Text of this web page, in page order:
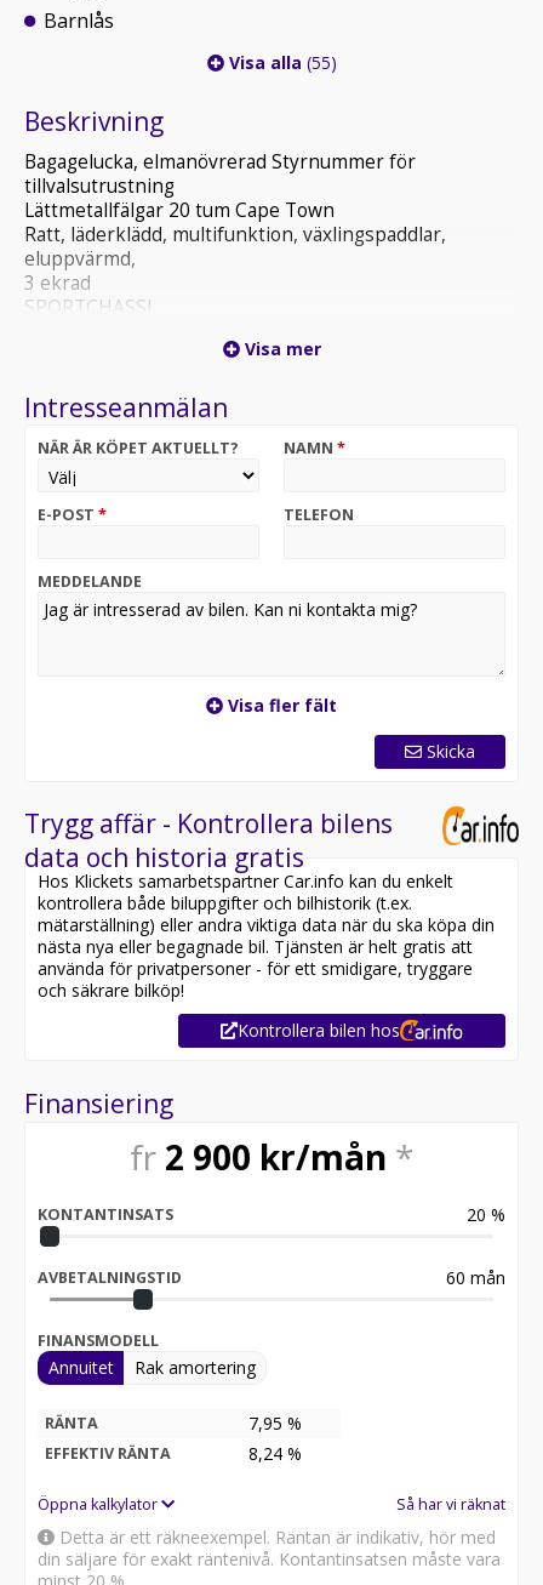
Barnlås
Visa alla (55)
Beskrivning
Bagagelucka, elmanövrerad Styrnummer för
tillvalsutrustning
Lättmetallfälgar 20 tum Cape Town
Ratt, läderklädd, multifunktion, växlingspaddlar,
eluppvärmd,
3 ekrad
SPORTCHASSI
DRAGPAKET
PARKERINGSVÄRMARE, FJÄRRSTYRD, MED
TIMERFUNKTION
Två brukare /Två Nycklar
Årsskatt 3084:-
kund att köpa till garanti via Auto Concept,
Registreringsavgift tillkommer på alla våra bilar: 995kr !!
Visa mer
Intresseanmälan
NÄR ÄR KÖPET AKTUELLT? NAMN *
E-POST * TELEFON
MEDDELANDE
Visa fler fält
Skicka
Trygg affär - Kontrollera bilens
data och historia gratis
Hos Klickets samarbetspartner Car.info kan du enkelt
kontrollera både biluppgifter och bilhistorik (t.ex.
mätarställning) eller andra viktiga data när du ska köpa din
nästa nya eller begagnade bil. Tjänsten är helt gratis att
använda för privatpersoner - för ett smidigare, tryggare
och säkrare bilköp!
Kontrollera bilen hos
Finansiering
fr 2 900 kr/mån *
KONTANTINSATS 20 %
AVBETALNINGSTID 60 mån
FINANSMODELL
Annuitet Rak amortering
RÄNTA 7,95 %
EFFEKTIV RÄNTA 8,24 %
Öppna kalkylator Så har vi räknat
Detta är ett räkneexempel. Räntan är indikativ, hör med
din säljare för exakt räntenivå. Kontantinsatsen måste vara
minst 20 %.